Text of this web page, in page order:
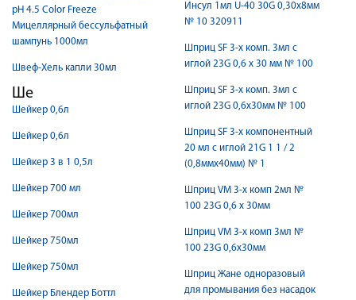
pH 4.5 Color Freeze
Мицеллярный бессульфатный
шампунь 1000мл
Швеф-Хель капли 30мл
Ше
Шейкер 0,6л
Шейкер 0,6л
Шейкер 3 в 1 0,5л
Шейкер 700 мл
Шейкер 700мл
Шейкер 750мл
Шейкер 750мл
Шейкер Блендер Боттл
Инсул 1мл U-40 30G 0,30х8мм
№ 10 320911
Шприц SF 3-х комп. 3мл с
иглой 23G 0,6 x 30 мм № 100
Шприц SF 3-х комп. 3мл с
иглой 23G 0,6x30мм № 100
Шприц SF 3-х компонентный
20 мл с иглой 21G 1 1 / 2
(0,8ммx40мм) № 1
Шприц VM 3-х комп 2мл №
100 23G 0,6 x 30мм
Шприц VM 3-х комп 3мл №
100 23G 0,6x30мм
Шприц Жане одноразовый
для промывания без насадок